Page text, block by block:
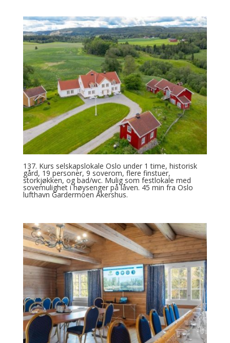
137. Kurs selskapslokale Oslo under 1 time, historisk
gård, 19 personer, 9 soverom, flere finstuer,
storkjøkken, og bad/wc. Mulig som festlokale med
sovemulighet i høysenger på låven. 45 min fra Oslo
lufthavn Gardermoen Akershus.